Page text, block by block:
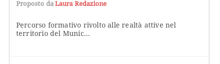
Proposto daLaura Redazione
Percorso formativo rivolto alle realtà attive nel
territorio del Munic...